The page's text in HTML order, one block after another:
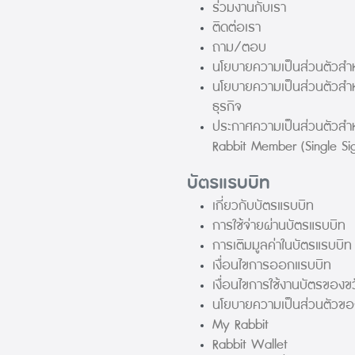
ร่วมงานกับเรา
ติดต่อเรา
ถาม/ตอบ
นโยบายความเป็นส่วนตัวส
นโยบายความเป็นส่วนตัว
ธุรกิจ
ประกาศความเป็นส่วนตัวส
Rabbit Member (Single
บัตรแรบบิท
เกี่ยวกับบัตรแรบบิท
การใช้จ่ายผ่านบัตรแรบบิท
การเติมมูลค่าในบัตรแรบบิท
เงื่อนไขการออกแรบบิท
เงื่อนไขการใช้งานบัตรขอ
นโยบายความเป็นส่วนตัวข
My Rabbit
Rabbit Wallet